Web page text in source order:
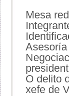
Mesa
O delito
xefe de